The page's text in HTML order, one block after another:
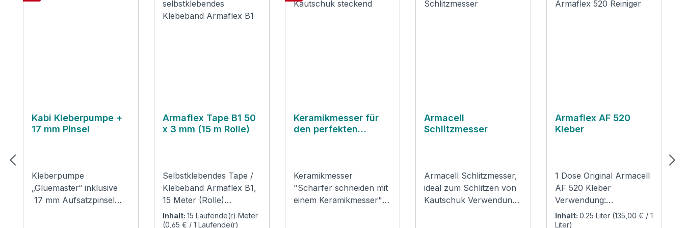
Kabi Kleberpumpe +
17 mm Pinsel
Kleberpumpe
„Gluemaster“ inklusive
17 mm Aufsatzpinsel
Armaflex Tape B1 50
x 3 mm (15 m Rolle)
Selbstklebendes Tape /
Klebeband Armaflex B1,
15 Meter (Rolle)
Verwendung: Die
optimale Lösung für
Inhalt: 15 Laufende(r) Meter
(0,65 € / 1 Laufende(r)
Keramikmesser für
den perfekten
Keramikmesser
"Schärfer schneiden mit
einem Keramikmesser"
Armacell
Schlitzmesser
Armacell Schlitzmesser,
ideal zum Schlitzen von
Kautschuk Verwendung:
Armaflex AF 520
Kleber
1 Dose Original Armacell
AF 520 Kleber
Verwendung:
Kontaktkleber auf Basis
Polychloropren, frei von
Inhalt:0.25 Liter (135,00 € / 1
Liter)